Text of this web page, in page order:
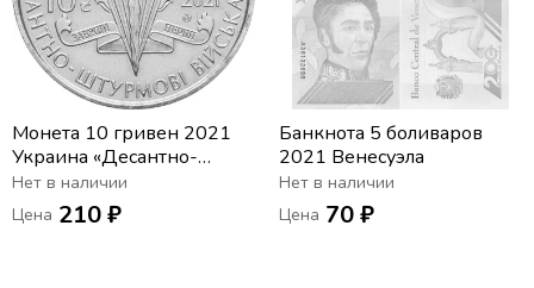
Монета 10 гривен 2021
Украина «Десантно-
штурмовые войска
Украины»
Нет в наличии
Цена 210 ₽
Банкнота 5 боливаров
2021 Венесуэла
Нет в наличии
Цена 70 ₽